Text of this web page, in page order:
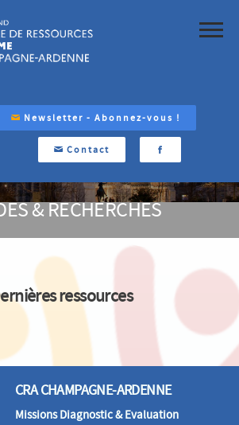
Newsletter - Abonnez-vous !
Contact
& RECHERCHES
ressources
CRA CHAMPAGNE-ARDENNE
Missions Diagnostic & Evaluation